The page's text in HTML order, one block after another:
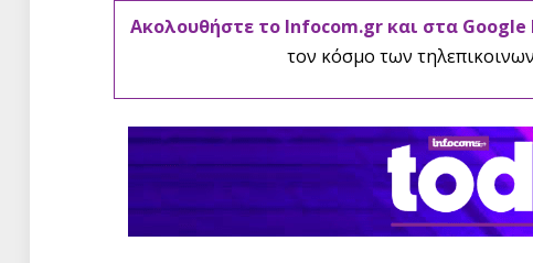
Ακολουθήστε το Infocom.gr και στα Google
τον κόσμο των